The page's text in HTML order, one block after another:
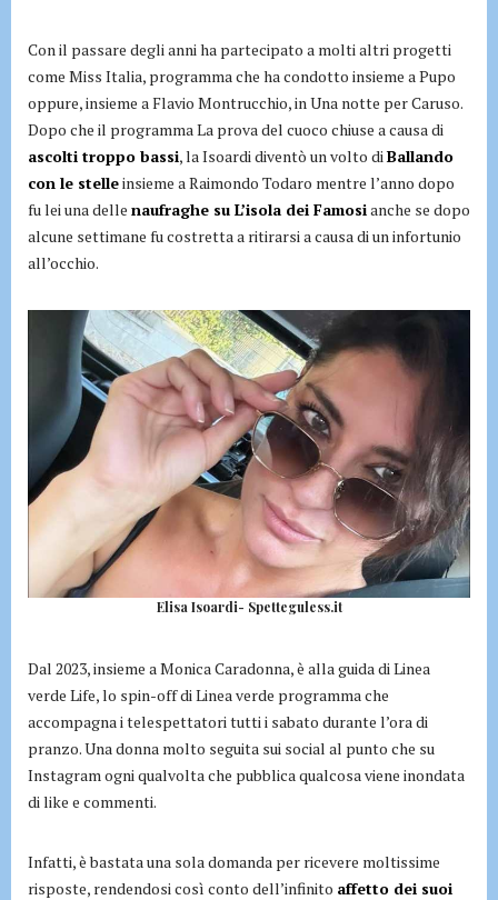
Con il passare degli anni ha partecipato a molti altri progetti
come Miss Italia, programma che ha condotto insieme a Pupo
oppure, insieme a Flavio Montrucchio, in Una notte per Caruso.
Dopo che il programma La prova del cuoco chiuse a causa di
ascolti troppo bassi, la Isoardi diventò un volto diBallando
con le stelleinsieme a Raimondo Todaro mentre l’anno dopo
fu lei una delle naufraghe su L’isola dei Famosianche se dopo
alcune settimane fu costretta a ritirarsi a causa di un infortunio
all’occhio.
Elisa Isoardi- Spetteguless.it
Dal 2023, insieme a Monica Caradonna, è alla guida di Linea
verde Life, lo spin-off di Linea verde programma che
accompagna i telespettatori tutti i sabato durante l’ora di
pranzo. Una donna molto seguita sui social al punto che su
Instagram ogni qualvolta che pubblica qualcosa viene inondata
di like e commenti.
Infatti, è bastata una sola domanda per ricevere moltissime
risposte, rendendosi così conto dell’infinito affetto dei suoi